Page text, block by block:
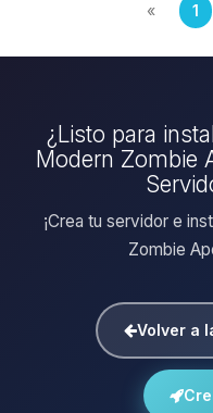
« 1
¿Listo para
Modern Zombie
¡Crea tu servidor e
Zombie
Volver a